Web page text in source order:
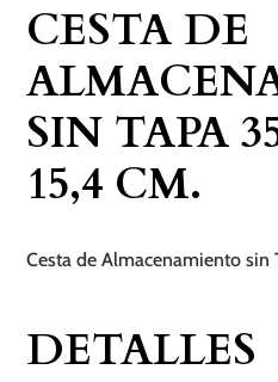
35,1
x
25,4
x
15,4
cm.
CESTA DE
SIN TAPA
15,4 CM.
Cesta de Almacenamiento sin
DETALLES